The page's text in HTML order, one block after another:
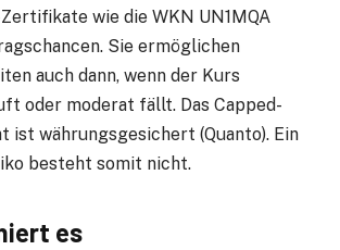
wie die WKN UN1MQA
Sie ermöglichen
auch dann, wenn der Kurs
oder moderat fällt. Das Capped-
ist währungsgesichert (Quanto). Ein
besteht somit nicht.
es